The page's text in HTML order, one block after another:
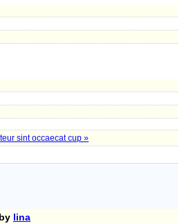
sint occaecat cup »
lina